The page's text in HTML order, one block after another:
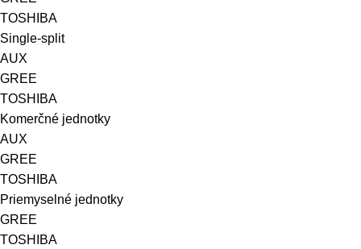
TOSHIBA
Single-split
AUX
GREE
TOSHIBA
Komerčné jednotky
AUX
GREE
TOSHIBA
Priemyselné jednotky
GREE
TOSHIBA